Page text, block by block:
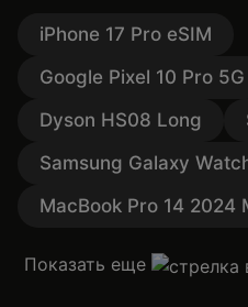
iPhone 17 Pro eSIM
Google Pixel 10 Pro 5G
Dyson HS08 Long
Samsung Galaxy
MacBook Pro 14 2024
Показать еще